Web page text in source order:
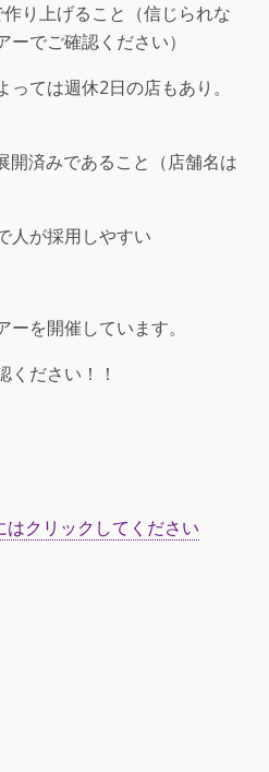
り上げること（信じられな
でご確認ください）
っては週休2日の店もあり。
開済みであること（店舗名は
人が採用しやすい
を開催しています。
ください！！